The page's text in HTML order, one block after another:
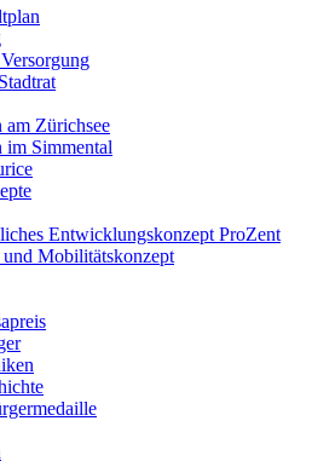
am Zürichsee
im Simmental
Entwicklungskonzept ProZent
und Mobilitätskonzept